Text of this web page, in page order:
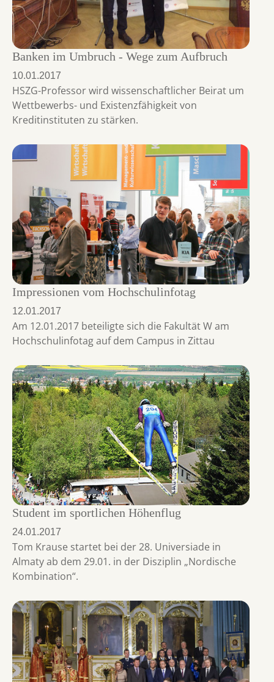
Banken im Umbruch - Wege zum Aufbruch
10.01.2017
HSZG-Professor wird wissenschaftlicher Beirat um
Wettbewerbs- und Existenzfähigkeit von
Kreditinstituten zu stärken.
Impressionen vom Hochschulinfotag
12.01.2017
Am 12.01.2017 beteiligte sich die Fakultät W am
Hochschulinfotag auf dem Campus in Zittau
Student im sportlichen Höhenflug
24.01.2017
Tom Krause startet bei der 28. Universiade in
Almaty ab dem 29.01. in der Disziplin „Nordische
Kombination“.